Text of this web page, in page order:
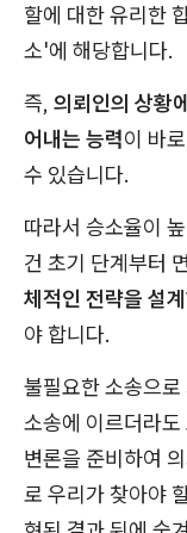
할에 대한 유리한
소'에 해당합니다.
즉, 의뢰인의 상황
어내는 능력이 바
수 있습니다.
따라서 승소율이
건 초기 단계부터
체적인 전략을 설
야 합니다.
불필요한 소송으
소송에 이르더라
변론을 준비하여
로 우리가 찾아야